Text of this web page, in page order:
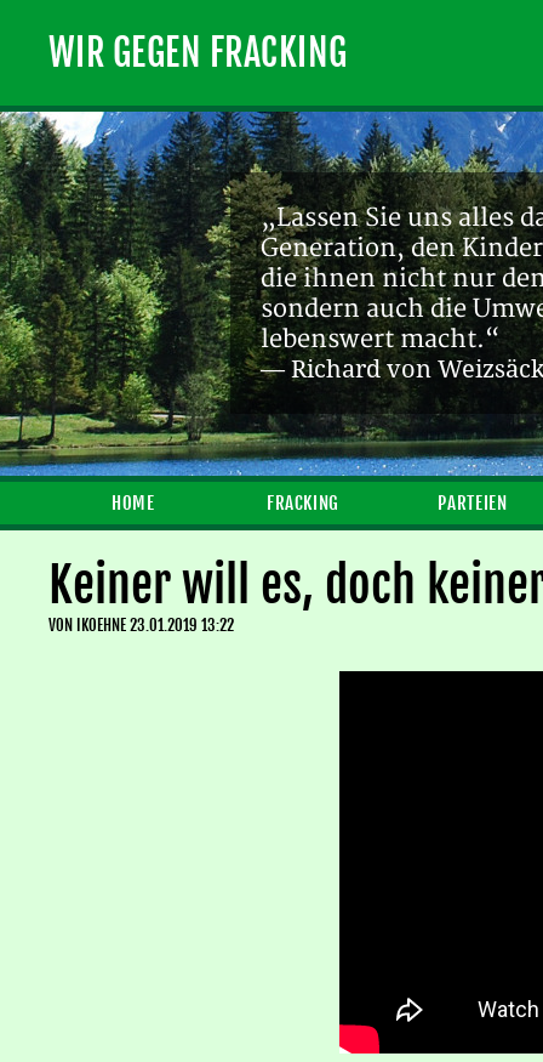
WIR GEGEN FRACKING
„Lassen Sie uns alles
Generation, den
die ihnen nicht nur
sondern auch die
lebenswert macht.“
— Richard von
HOME FRACKING PARTEIEN
Keiner will es, doch
VON IKOEHNE23.01.2019 13:22